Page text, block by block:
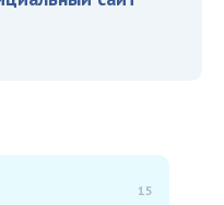
15